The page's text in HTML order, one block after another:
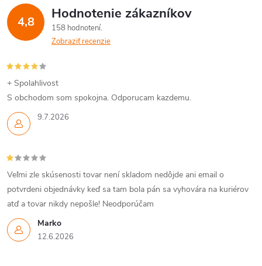
4,8 Hodnotenie zákazníkov
158 hodnotení
Zobraziť recenzie
9.7.2026
+ Spolahlivost
S obchodom som spokojna. Odporucam kazdemu.
Marko
12.6.2026
Veľmi zle skúsenosti tovar není skladom nedôjde ani email o
potvrdeni objednávky keď sa tam bola pán sa vyhovára na kuriérov
atď a tovar nikdy nepošle! Neodporúčam